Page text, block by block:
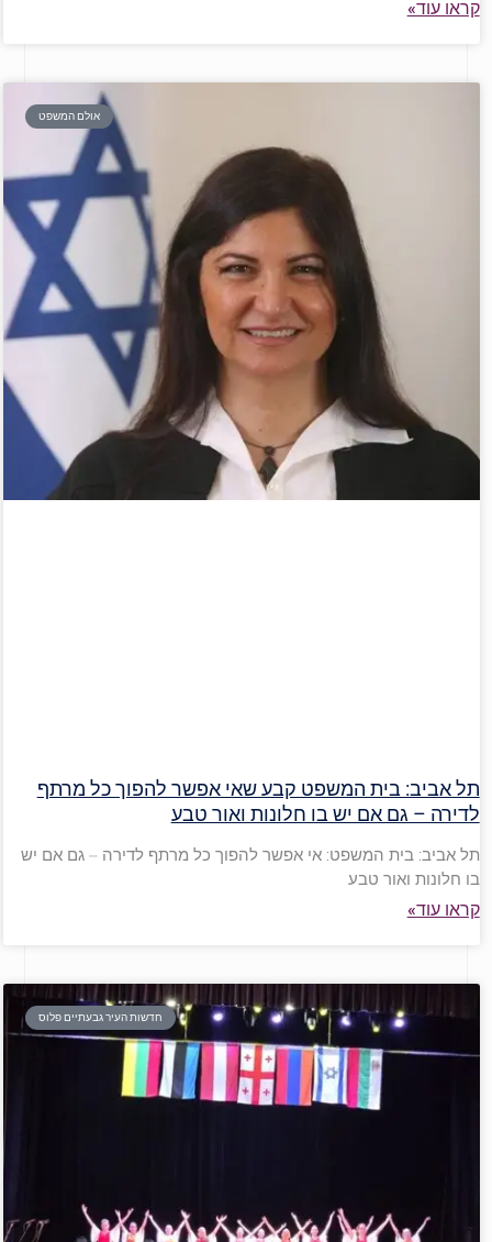
קראו עוד»
אולם המשפט
תל אביב: בית המשפט קבע שאי אפשר להפוך כל מרתף
לדירה – גם אם יש בו חלונות ואור טבע
תל אביב: בית המשפט: אי אפשר להפוך כל מרתף לדירה – גם אם יש
בו חלונות ואור טבע
קראו עוד»
חדשות העיר גבעתיים פלוס